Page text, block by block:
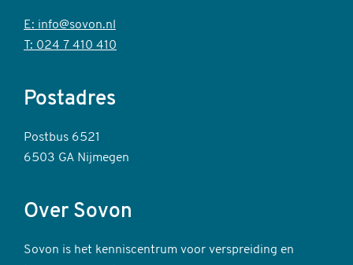
E: info@sovon.nl
T: 024 7 410 410
Postadres
Postbus 6521
6503 GA Nijmegen
Over Sovon
Sovon is het kenniscentrum voor verspreiding en